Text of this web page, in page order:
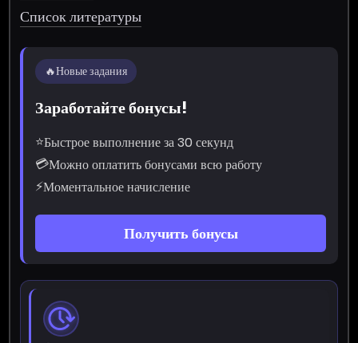
Список литературы
🔥Новые задания
Заработайте бонусы!
⭐Быстрое выполнение за 30 секунд
💳Можно оплатить бонусами всю работу
⚡Моментальное начисление
Получить бонусы